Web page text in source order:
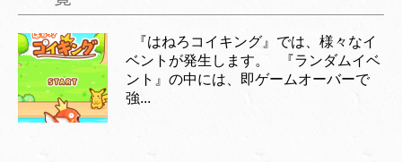
『はねろコイキング』では、様々なイ
ベントが発生します。 『ランダムイベ
ント』の中には、即ゲームオーバーで
強...